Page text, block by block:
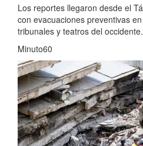
Los reportes llegaron desde el
con evacuaciones preventivas
tribunales y teatros del occidente.
Minuto60